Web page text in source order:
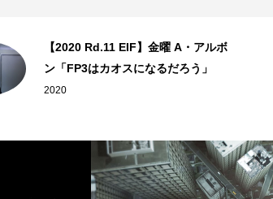
【2020 Rd.11 EIF】金曜 A・アルボ
ン「FP3はカオスになるだろう」
2020